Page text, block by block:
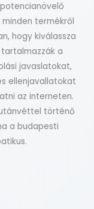
termékről
hogy kiválassza
a
javaslatokat,
ellenjavallatokat
az interneten.
történő
a budapesti